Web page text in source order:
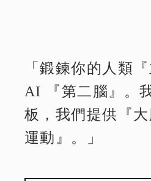
「鍛鍊你的人類
AI 『第二腦』。
板，我們提供『
運動』。」